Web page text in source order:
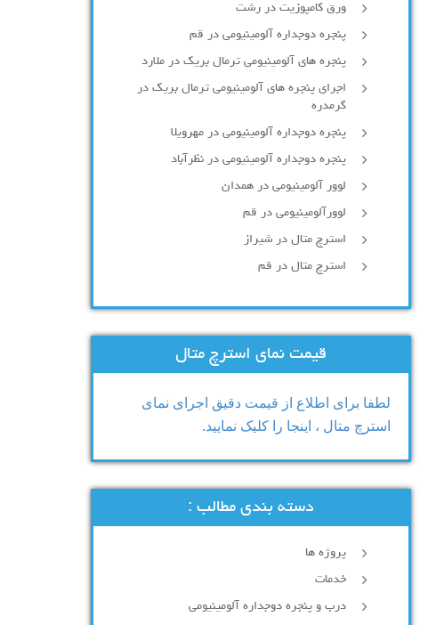
ورق کامپوزیت در رشت
پنجره دوجداره آلومينيومی در قم
پنجره های آلومینیومی ترمال بریک در ملارد
اجرای پنجره های آلومینیومی ترمال بریک در
گرمدره
پنجره دوجداره آلومینیومی در مهرویلا
پنجره دوجداره آلومینیومی در نظرآباد
لوور آلومینیومی در همدان
لوورآلومینیومی در قم
استرچ متال در شیراز
استرچ متال در قم
قیمت نمای استرچ متال
لطفا برای اطلاع از قیمت دقیق اجرای نمای
استرچ متال ، اینجا را کلیک نمایید.
دسته بندی مطالب :
پروژه ها
خدمات
درب و پنجره دوجداره آلومینیومی